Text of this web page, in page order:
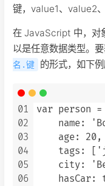
键，value1、value2
在 JavaScript 中，对
以是任意数据类型。
名.键
的形式，如下例
01
02
03
04
05
06
var person
name:
    age: 20,
tags:
city:
hasCar: